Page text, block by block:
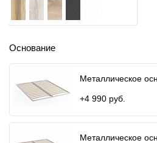
Основание
Металлическое
+4 990 руб.
Металлическое